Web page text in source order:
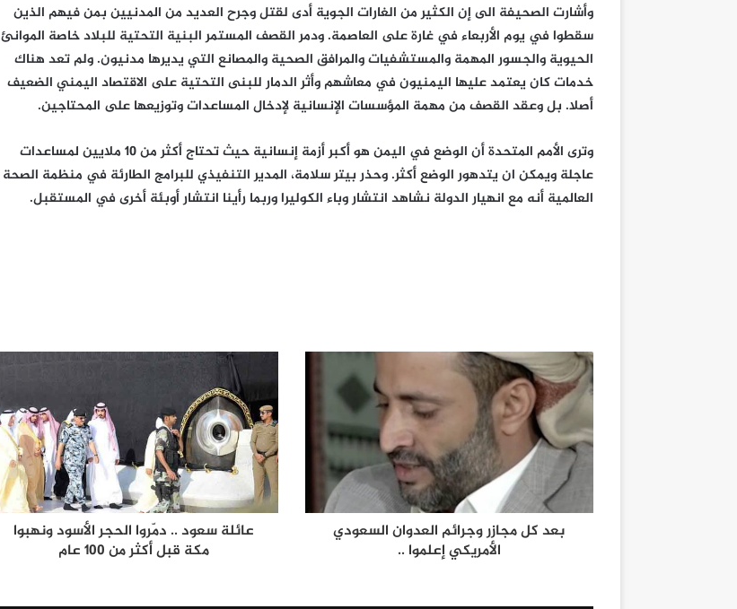
وأشارت الصحيفة الى إن الكثير من الغارات الجوية أدى لقتل وجرح العديد من المدنيين بمن فيهم الذين
سقطوا في يوم الأربعاء في غارة على العاصمة. ودمر القصف المستمر البنية التحتية للبلاد خاصة الموانئ
الحيوية والجسور المهمة والمستشفيات والمرافق الصحية والمصانع التي يديرها مدنيون. ولم تعد هناك
خدمات كان يعتمد عليها اليمنيون في معاشهم وأثر الدمار للبنى التحتية على الاقتصاد اليمني الضعيف
أصلا. بل وعقد القصف من مهمة المؤسسات الإنسانية لإدخال المساعدات وتوزيعها على المحتاجين.
وترى الأمم المتحدة أن الوضع في اليمن هو أكبر أزمة إنسانية حيث تحتاج أكثر من 10 ملايين لمساعدات
عاجلة ويمكن ان يتدهور الوضع أكثر. وحذر بيتر سلامة، المدير التنفيذي للبرامج الطارئة في منظمة الصحة
العالمية أنه مع انهيار الدولة نشاهد انتشار وباء الكوليرا وربما رأينا انتشار أوبئة أخرى في المستقبل.
بعد كل مجازر وجرائم العدوان السعودي
الأمريكي إعلموا ..
عائلة سعود .. دمّروا الحجر الأسود ونهبوا
مكة قبل أكثر من 100 عام